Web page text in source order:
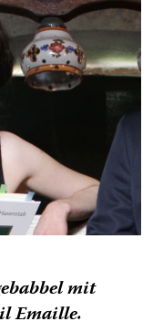
mit
Emaille.